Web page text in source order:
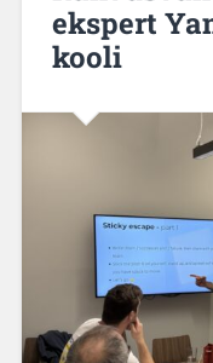
ekspert
kooli